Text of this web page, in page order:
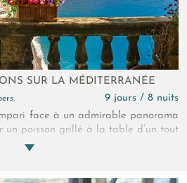
SUR LA MÉDITERRANÉE
9 jours / 8 nuits
face à un admirable panorama
un poisson grillé à la table d’un tout
dans l’eau ? Admirer criques et